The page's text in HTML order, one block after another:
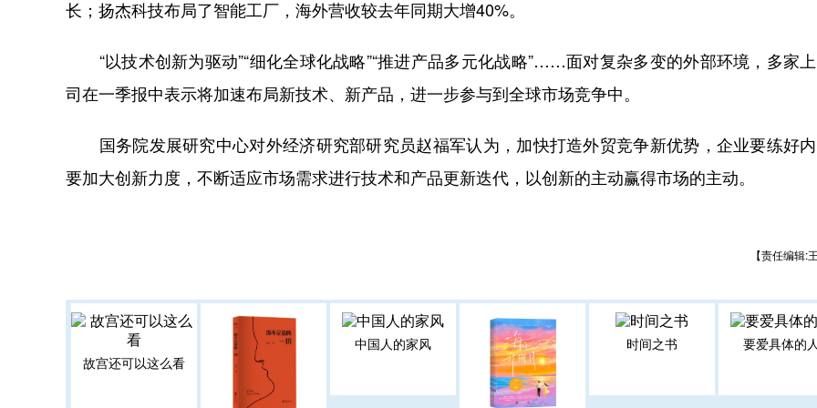
长；扬杰科技布局了智能工厂，海外营收较去年同期大增40%。
“以技术创新为驱动”“细化全球化战略”“推进产品多元化战略”……面对复杂多变的外部环境，多家
司在一季报中表示将加速布局新技术、新产品，进一步参与到全球市场竞争中。
国务院发展研究中心对外经济研究部研究员赵福军认为，加快打造外贸竞争新优势，企业要练好内
要加大创新力度，不断适应市场需求进行技术和产品更新迭代，以创新的主动赢得市场的主动。
【责任编辑:
故宫还可以这么看
中国人的家风 时间之书 要爱具体的人